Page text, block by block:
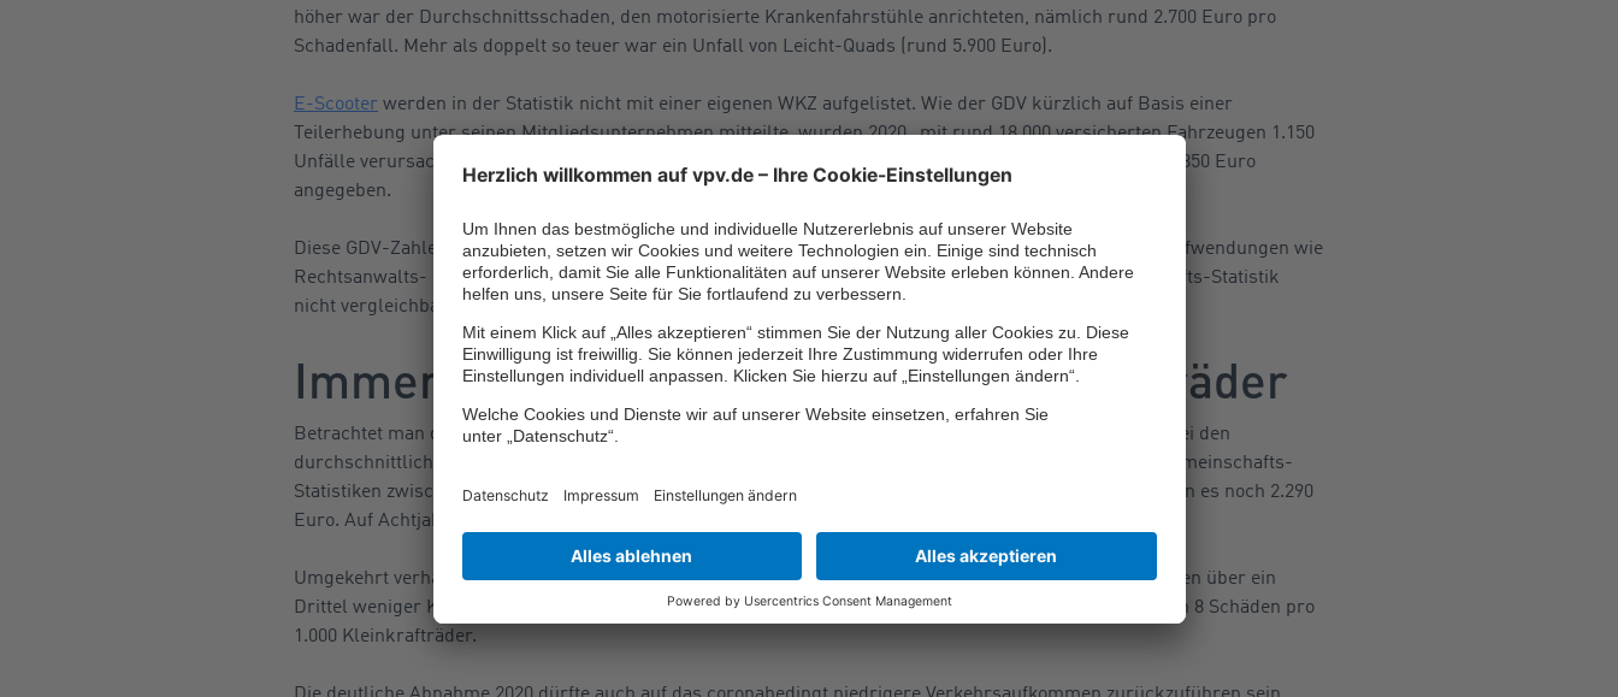
höher war der Durchschnittsschaden, den motorisierte Krankenfahrstühle anrichteten, nämlich rund 2.700 Euro pro
Schadenfall. Mehr als doppelt so teuer war ein Unfall von Leicht-Quads (rund 5.900 Euro).
E-Scooter werden in der Statistik nicht mit einer eigenen WKZ aufgelistet. Wie der GDV kürzlich auf Basis einer
Teilerhebung unter seinen Mitgliedsunternehmen mitteilte, wurden 2020 „mit rund 18.000 versicherten Fahrzeugen 1.150
Unfälle verursacht, bei denen Dritte zu Schaden kamen“. Der durchschnittliche Schaden wird mit circa 3.850 Euro
angegeben.
Diese GDV-Zahlen enthalten anders als die Jahresgemeinschafts-Statistik auch Schadenregulierungs-Aufwendungen wie
Rechtsanwalts- und Sachverständigenkosten. Deshalb sind sie mit den Daten aus der Jahresgemeinschafts-Statistik
nicht vergleichbar.
Immer weniger Unfälle durch Kleinkrafträder
Betrachtet man das Schadengeschehen der Kleinkrafträder (WKZ 005) im zeitlichen Verlauf, so hat sich bei den
durchschnittlichen Kosten der aufsteigende Trend fortgesetzt. Diese haben nach den jeweiligen Jahresgemeinschafts-
Statistiken zwischen 2013 und 2020 kontinuierlich zugenommen – auf zuletzt über 3.200 Euro –; 2013 waren es noch 2.290
Euro. Auf Achtjahressicht betrachtet entspricht dies einem Zuwachs von über 40 Prozent.
Umgekehrt verhält es sich bei der Unfallhäufigkeit, die fast kontinuierlich abgenommen hat. Zuletzt wurden über ein
Drittel weniger Kfz-Haftpflichtschäden pro 1.000 Kleinkrafträder verzeichnet als 2013. 2020 waren es noch 8 Schäden pro
1.000 Kleinkrafträder.
Die deutliche Abnahme 2020 dürfte auch auf das coronabedingt niedrigere Verkehrsaufkommen zurückzuführen sein.